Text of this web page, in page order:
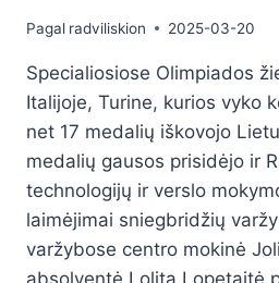
Pagal radviliskion 2025-03-20
Specialiosiose Olimpiados
Italijoje, Turine, kurios vyko
net 17 medalių iškovojo
medalių gausos prisidėjo ir
technologijų ir verslo
laimėjimai sniegbridžių
varžybose centro mokinė
absolventė Lolita Lopetaitė